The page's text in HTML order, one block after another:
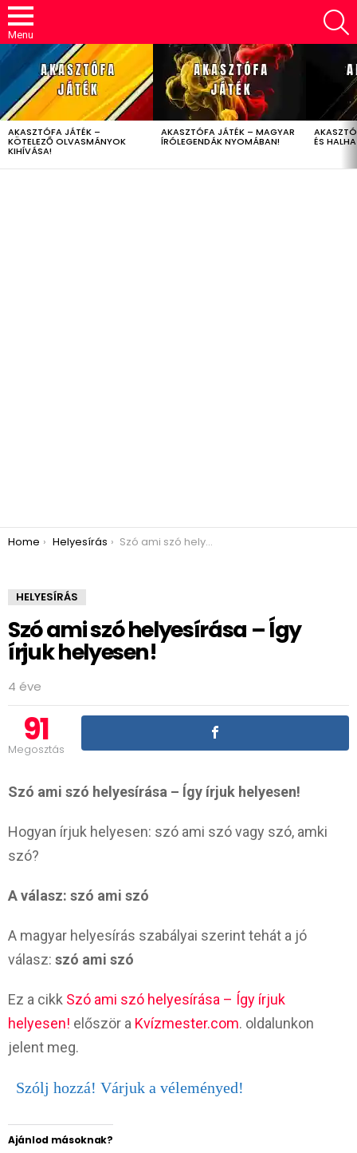
Menu
LATEST
STORIES
AKASZTÓFA JÁTÉK –
KÖTELEZŐ OLVASMÁNYOK
KIHÍVÁSA!
AKASZTÓFA JÁTÉK – MAGYAR
ÍRÓLEGENDÁK NYOMÁBAN! ÉS
You are here:
Home Helyesírás Szó ami szó helyesírása – Így írjuk helyesen!
HELYESÍRÁS
Szó ami szó helyesírása – Így
írjuk helyesen!
4 éve
91
Megosztás
Szó ami szó helyesírása – Így írjuk helyesen!
Hogyan írjuk helyesen: szó ami szó vagy szó, amki
szó?
A válasz: szó ami szó
A magyar helyesírás szabályai szerint tehát a jó
válasz: szó ami szó
Ez a cikk Szó ami szó helyesírása – Így írjuk
helyesen! először a Kvízmester.com. oldalunkon
jelent meg.
Szólj hozzá! Várjuk a véleményed!
Ajánlod másoknak?